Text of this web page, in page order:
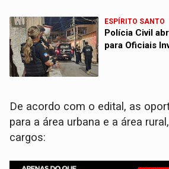
ESPÍRITO SANTO
Polícia Civil
para Oficiais
De acordo com o edital, as
para a área urbana e a área
cargos: